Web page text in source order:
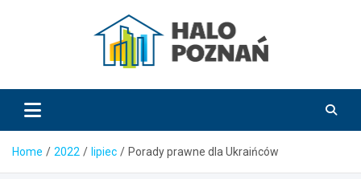
HaloPoznań.pl
Home 2022 lipiec Porady prawne dla Ukraińców